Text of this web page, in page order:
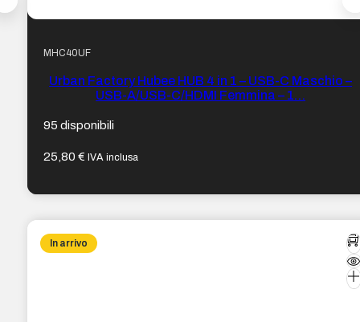
MHC40UF
Urban Factory Hubee HUB 4 in 1 – USB-C Maschio –
USB-A/USB-C/HDMI Femmina – 1…
95 disponibili
25,80€ IVA inclusa
In arrivo